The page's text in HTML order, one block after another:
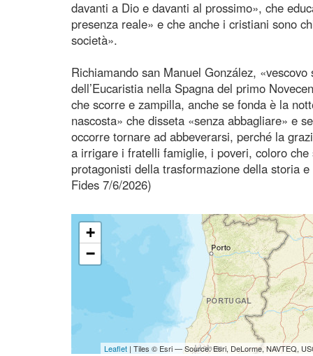
davanti a Dio e davanti al prossimo», che
presenza reale» e che anche i cristiani sono
società».
Richiamando san Manuel González,
dell’Eucaristia nella Spagna del primo
che scorre e zampilla, anche se fonda è la
nascosta» che disseta «senza abbagliare» e
occorre tornare ad abbeverarsi, perché la
a irrigare i fratelli famiglie, i poveri, coloro
protagonisti della trasformazione della storia
Fides 7/6/2026)
+
−
Leaflet| Tiles © Esri — Source: Esri, DeLorme, NAVTEQ,